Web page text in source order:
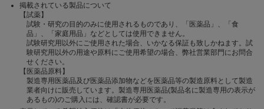
掲載されている製品について
【試薬】
試験・研究の目的のみに使用されるものであり、「医薬品」、「食
品」、「家庭用品」などとしては使用できません。
試験研究用以外にご使用された場合、いかなる保証も致しかねます。試
験研究用以外の用途や原料にご使用希望の場合、弊社営業部門にお問合
せください。
【医薬品原料】
製造専用医薬品及び医薬品添加物などを医薬品等の製造原料として製造
業者向けに販売しています。製造専用医薬品(製品名に製造専用の表示が
あるもの)のご購入には、確認書が必要です。